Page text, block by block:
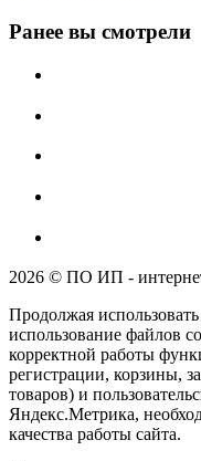
Ранее вы смотрели
2026 © ПО ИП -
Продолжая
использование файлов
корректной работы
регистрации, корзины,
товаров) и
Яндекс.Метрика,
качества работы сайта.